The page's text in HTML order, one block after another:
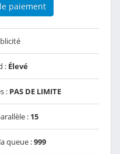
paiement
: Élevé
: PAS DE LIMITE
: 15
queue :999